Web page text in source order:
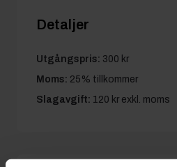
Detaljer
Utgångspris: 300 kr
Moms: 25% tillkommer
Slagavgift: 120 kr exkl. moms